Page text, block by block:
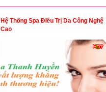
Hệ Thống Spa Điều Trị Da Công Nghệ
Cao